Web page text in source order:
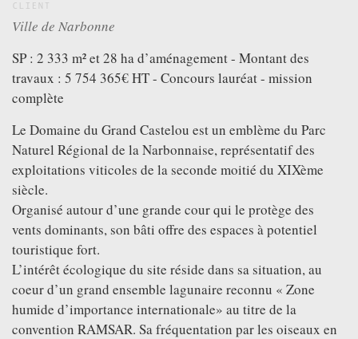
CLIENT
Ville de Narbonne
SP : 2 333 m² et 28 ha d’aménagement - Montant des
travaux : 5 754 365€ HT - Concours lauréat - mission
complète
Le Domaine du Grand Castelou est un emblème du Parc
Naturel Régional de la Narbonnaise, représentatif des
exploitations viticoles de la seconde moitié du XIXème
siècle.
Organisé autour d’une grande cour qui le protège des
vents dominants, son bâti offre des espaces à potentiel
touristique fort.
L’intérêt écologique du site réside dans sa situation, au
coeur d’un grand ensemble lagunaire reconnu « Zone
humide d’importance internationale» au titre de la
convention RAMSAR. Sa fréquentation par les oiseaux en
PUBLICATION
DOWNLOAD
FOLLOW US ONFACEBOOK